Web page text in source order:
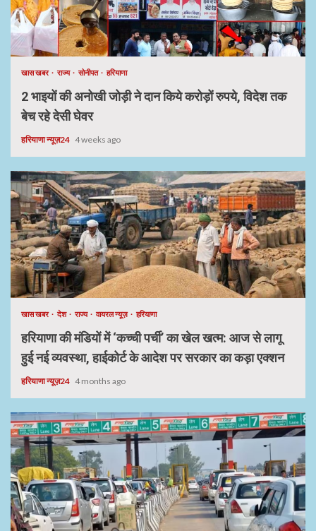
खास खबर राज्य सोनीपत हरियाणा
2 भाइयों की अनोखी जोड़ी ने दान किये करोड़ों रुपये, विदेश तक
बेच रहे देसी घेवर
हरियाणा न्यूज़24 4 weeks ago
खास खबर देश राज्य वायरल न्यूज़ हरियाणा
हरियाणा की मंडियों में ‘कच्ची पर्ची’ का खेल खत्म: आज से लागू
हुई नई व्यवस्था, हाईकोर्ट के आदेश पर सरकार का कड़ा एक्शन
हरियाणा न्यूज़24 4 months ago